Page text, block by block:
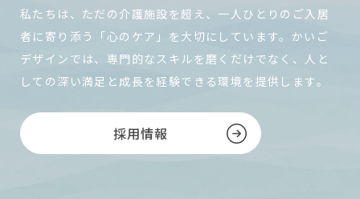
私たちは、ただの介護施設を超え、一人ひとりのご入居
者に寄り添う「心のケア」を大切にしています。かいご
デザインでは、専門的なスキルを磨くだけでなく、人と
しての深い満足と成長を経験できる環境を提供します。
採用情報